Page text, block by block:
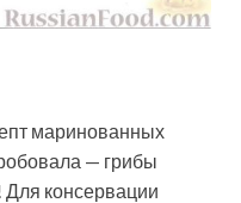
маринованных
— грибы
Для консервации